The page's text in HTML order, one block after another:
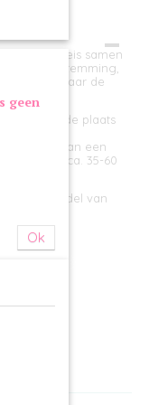
veilig op reis samen
of naar de
auto op de plaats
gebruik van een
in lengte ca. 35-60
door middel van
geen
Ok